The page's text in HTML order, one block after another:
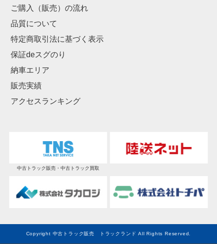
ご購入（販売）の流れ
品質について
特定商取引法に基づく表示
保証deスグのり
納車エリア
販売実績
アクセスランキング
中古トラック販売・中古トラック買取
Copyright 中古トラック販売 トラックランド All Rights Reserved.